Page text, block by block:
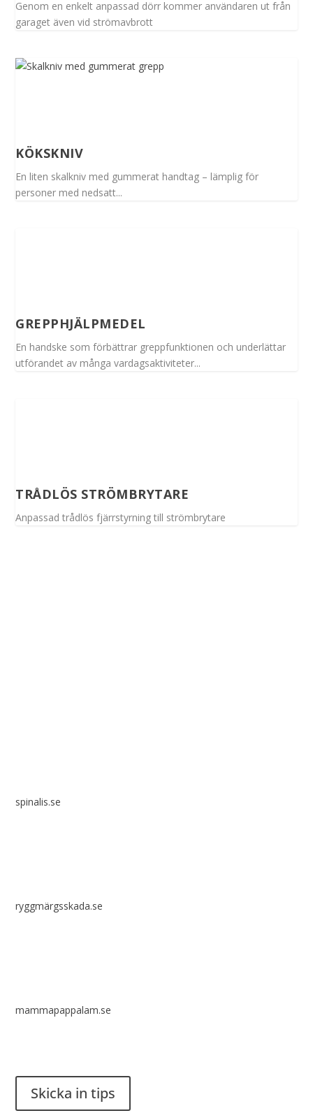
Genom en enkelt anpassad dörr kommer användaren ut från
garaget även vid strömavbrott
KÖKSKNIV
En liten skalkniv med gummerat handtag – lämplig för
personer med nedsatt...
GREPPHJÄLPMEDEL
En handske som förbättrar greppfunktionen och underlättar
utförandet av många vardagsaktiviteter...
TRÅDLÖS STRÖMBRYTARE
Anpassad trådlös fjärrstyrning till strömbrytare
spinalis.se
ryggmärgsskada.se
mammapappalam.se
Skicka in tips